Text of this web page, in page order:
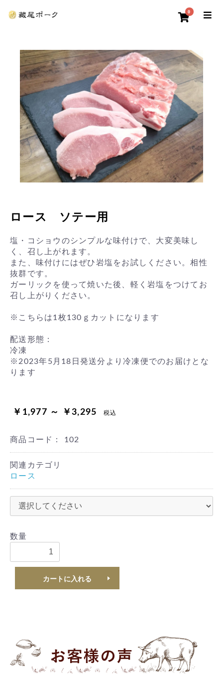
0
ロース ソテー用
塩・コショウのシンプルな味付けで、大変美味し
く、召し上がれます。
また、味付けにはぜひ岩塩をお試しください。相性
抜群です。
ガーリックを使って焼いた後、軽く岩塩をつけてお
召し上がりください。
※こちらは1枚130ｇカットになります
配送形態：
冷凍
※2023年5月18日発送分より冷凍便でのお届けとな
ります
￥1,977 ～ ￥3,295 税込
商品コード： 102
関連カテゴリ
ロース
数量
カートに入れる